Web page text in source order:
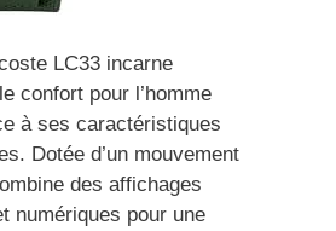
LC33 incarne
confort pour l’homme
à ses caractéristiques
Dotée d’un mouvement
des affichages
numériques pour une